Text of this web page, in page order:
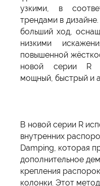
узкими, в
трендами в
больший ход,
низкими
повышенной
новой серии R
мощный, быстрый и
В новой серии R
внутренних
Damping, которая
дополнительное
крепления
колонки. Этот